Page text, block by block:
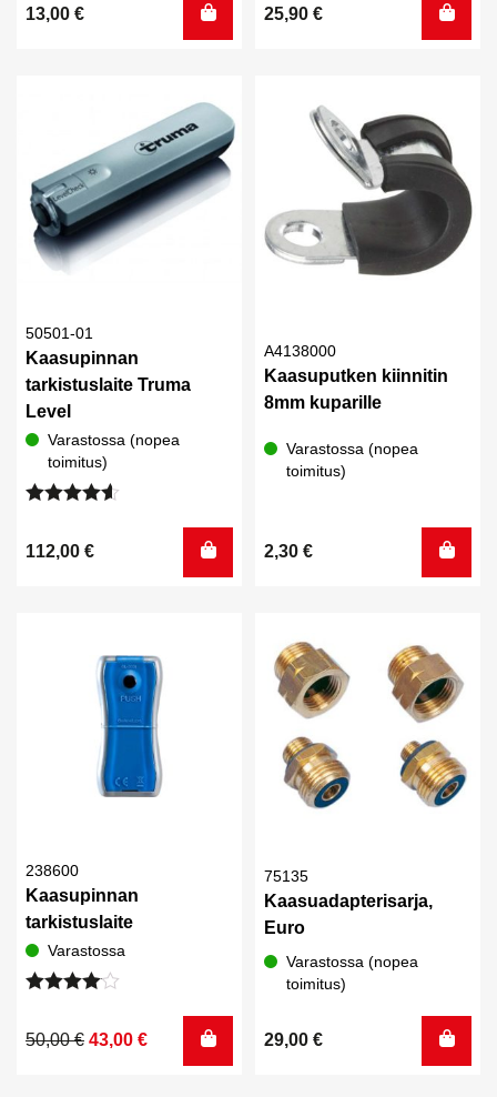
13,00 €
5.00/ 5
25,90 €
50501-01
Kaasupinnan
tarkistuslaite Truma
Level
Varastossa (nopea
toimitus)
4.50/ 5
112,00 €
A4138000
Kaasuputken kiinnitin
8mm kuparille
Varastossa (nopea
toimitus)
2,30 €
238600
Kaasupinnan
tarkistuslaite
Varastossa
4.00/ 5
50,00€
Alkuperäinen
43,00 €
Nykyinen
75135
Kaasuadapterisarja,
Euro
Varastossa (nopea
toimitus)
29,00 €